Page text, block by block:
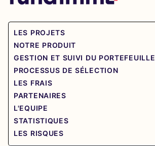
LES PROJETS
NOTRE PRODUIT
GESTION ET SUIVI DU PORTEFEUILLE
PROCESSUS DE SÉLECTION
LES FRAIS
PARTENAIRES
L'EQUIPE
STATISTIQUES
LES RISQUES